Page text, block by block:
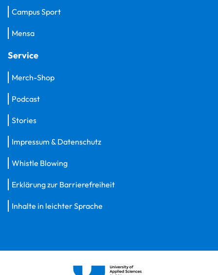
Campus Sport
Mensa
Service
Merch-Shop
Podcast
Stories
Impressum & Datenschutz
Whistle Blowing
Erklärung zur Barrierefreiheit
Inhalte in leichter Sprache